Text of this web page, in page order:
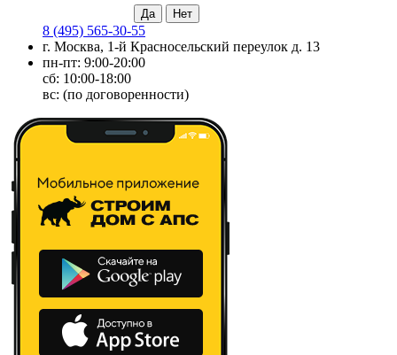
8 (495) 565-30-55
г. Москва, 1-й Красносельский переулок д. 13
пн-пт: 9:00-20:00
сб: 10:00-18:00
вс: (по договоренности)